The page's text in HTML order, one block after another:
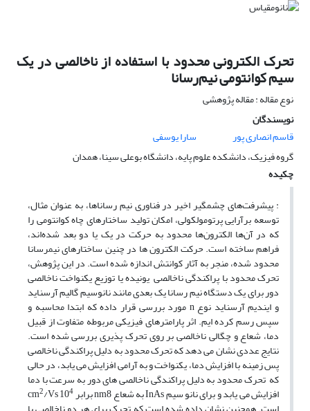
تحرک الکترونی محدود با استفاده از ناخالصی در یک
سیم کوانتومی نیم‌رسانا
نوع مقاله : مقاله پژوهشی
نویسندگان
قاسم انصاری پور
سارا یوسفی
گروه فیزیک، دانشکده علوم پایه، دانشگاه بوعلی سینا، همدان
چکیده
: پیشرفت‌های چشمگیر اخیر در فناوری نیم­ رساناها، به عنوان مثال،
توسعه برآرایی پرتومولکولی، امکان تولید ساختارهای چاه کوانتومی را
که در آن‌ها الکترون‌ها محدود به حرکت در یک یا دو بعد شده‌اند،
فراهم ساخته است. حرکت الکترون ها در چنین ساختارهای نیمرسانا
محدود شده، منجر به آثار کوانتش اندازه شده است. در این پژوهش،
تحرک محدود با پراکندگی ناخالصی یونیده یا توزیع یکنواخت ناخالصی
دور برای یک دستگاه نیم­ رسانا یک بعدی مانند نانوسیم گالیم آرسناید
و ایندیم آرسناید نوع n مورد بررسی قرار داده که ابتدا محاسبه و
سپس رسم کرده ایم. اثر پارامترهای فیزیکی مربوطه متفاوت از قبیل
دما، شعاع و چگالی ناخالصی بر روی تحرک پذیری بررسی شده است.
نتایج عددی نشان می دهد که تحرک محدود به دلیل پراکندگی ناخالصی
پس زمینه با افزایش دما، یکنواخت و به آرامی افزایش می یابد، در حالی
که تحرک محدود به دلیل پراکندگی ناخالصی های دور به سرعت با دما
افزایش می یابد و برای نانو سیم InAs به شعاع nm8 برابر cm 2/Vs 104